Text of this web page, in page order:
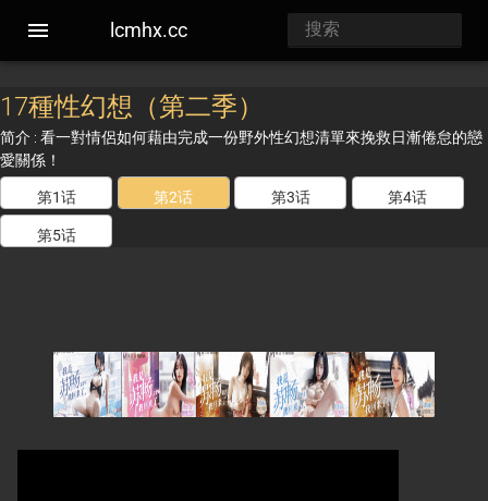
lcmhx.cc
17種性幻想（第二季）
简介 : 看一對情侶如何藉由完成一份野外性幻想清單來挽救日漸倦怠的戀
愛關係！
第1话 第2话 第3话 第4话
第5话